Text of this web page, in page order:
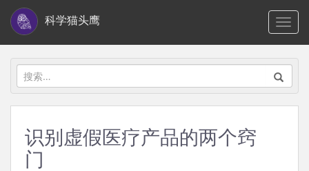
i
科学猫头鹰
搜
索：
识别虚假医疗产品的两个窍
门